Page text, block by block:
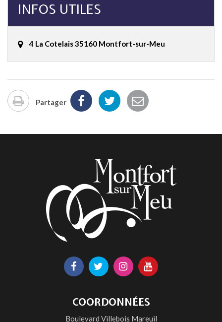
INFOS UTILES
4 La Cotelais 35160 Montfort-sur-Meu
Imprimer
Partager
Lien
le
compte
Lien
le
compte
Lien
le
compte
Lien
la
chaîne
COORDONNÉES
Boulevard Villebois Mareuil